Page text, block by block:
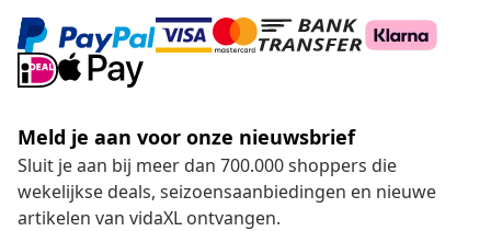
Meld je aan voor onze nieuwsbrief
Sluit je aan bij meer dan 700.000 shoppers die
wekelijkse deals, seizoensaanbiedingen en nieuwe
artikelen van vidaXL ontvangen.